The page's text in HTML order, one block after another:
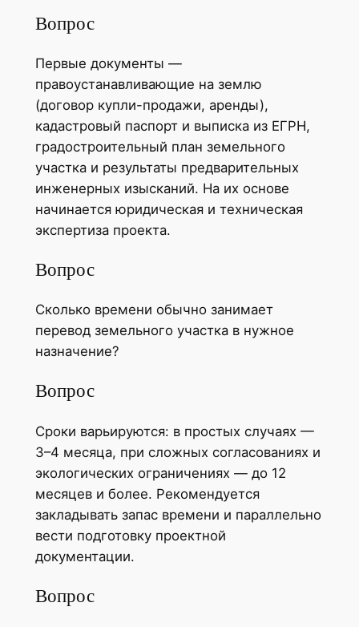
Вопрос
Первые документы —
правоустанавливающие на землю
(договор купли-продажи, аренды),
кадастровый паспорт и выписка из ЕГРН,
градостроительный план земельного
участка и результаты предварительных
инженерных изысканий. На их основе
начинается юридическая и техническая
экспертиза проекта.
Вопрос
Сколько времени обычно занимает
перевод земельного участка в нужное
назначение?
Вопрос
Сроки варьируются: в простых случаях —
3–4 месяца, при сложных согласованиях и
экологических ограничениях — до 12
месяцев и более. Рекомендуется
закладывать запас времени и параллельно
вести подготовку проектной
документации.
Вопрос